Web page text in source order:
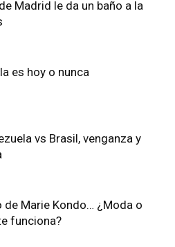
Madrid le da un baño a la
es hoy o nunca
vs Brasil, venganza y
de Marie Kondo… ¿Moda o
funciona?